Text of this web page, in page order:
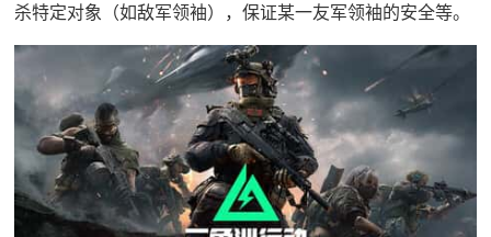
杀特定对象（如敌军领袖），保证某一友军领袖的安全等。